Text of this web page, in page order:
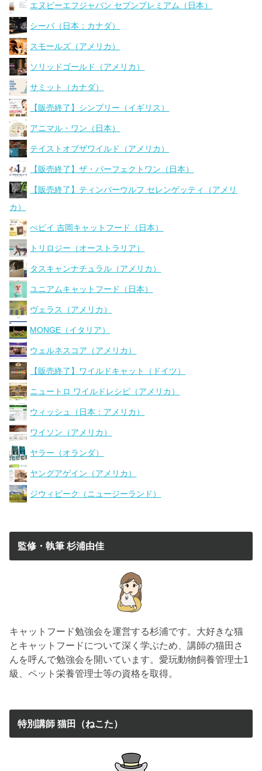
エヌピーエフジャパン セブンプレミアム（日本）
シーバ（日本：カナダ）
スモールズ（アメリカ）
ソリッドゴールド（アメリカ）
サミット（カナダ）
【販売終了】シンプリー（イギリス）
アニマル・ワン（日本）
テイストオブザワイルド（アメリカ）
【販売終了】ザ・パーフェクトワン（日本）
【販売終了】ティンバーウルフ セレンゲッティ（アメリ
カ）
ぺピイ 吉岡キャットフード（日本）
トリロジー（オーストラリア）
タスキャンナチュラル（アメリカ）
ユニアムキャットフード（日本）
ヴェラス（アメリカ）
MONGE（イタリア）
ウェルネスコア（アメリカ）
【販売終了】ワイルドキャット（ドイツ）
ニュートロ ワイルドレシピ（アメリカ）
ウィッシュ（日本：アメリカ）
ワイソン（アメリカ）
ヤラー（オランダ）
ヤングアゲイン（アメリカ）
ジウィピーク（ニュージーランド）
監修・執筆 杉浦由佳
キャットフード勉強会を運営する杉浦です。大好きな猫
とキャットフードについて深く学ぶため、講師の猫田さ
んを呼んで勉強会を開いています。愛玩動物飼養管理士1
級、ペット栄養管理士等の資格を取得。
特別講師 猫田（ねこた）